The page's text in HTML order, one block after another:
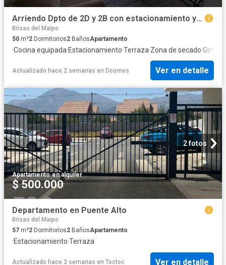
Arriendo Dpto de 2D y 2B con estacionamiento y áreas comunes
Brisas del Maipo
50 m²2 Dormitorios2 BañosApartamento
·Cocina equipada·Estacionamiento·Terraza·Zona de secado·
Actualizado hace 2 semanas en Doomos Ver en detalle
2 fotos
Apartamento·en alquiler
$ 500.000
Departamento en Puente Alto
Brisas del Maipo
57 m²2 Dormitorios2 BañosApartamento
·Estacionamiento·Terraza
Actualizado hace 2 semanas en Toctoc Ver en detalle